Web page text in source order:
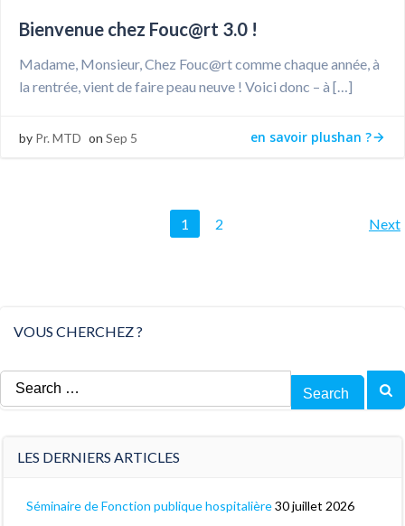
Bienvenue chez Fouc@rt 3.0 !
Madame, Monsieur, Chez Fouc@rt comme chaque année, à
la rentrée, vient de faire peau neuve ! Voici donc – à […]
by Pr. MTD on Sep 5 en savoir plushan ?
Posts
Page
1 Page
2 Next
VOUS CHERCHEZ ?
Search
for:
LES DERNIERS ARTICLES
Séminaire de Fonction publique hospitalière30 juillet 2026